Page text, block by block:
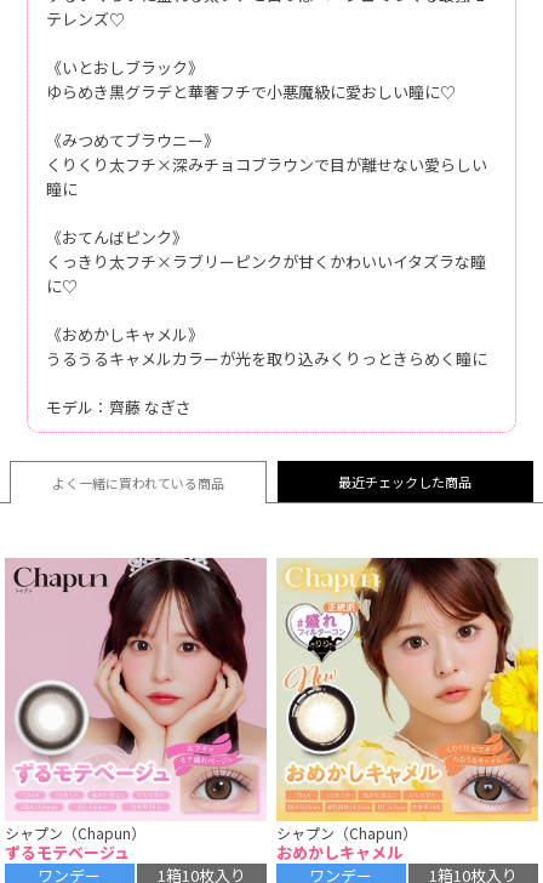
テレンズ♡
《いとおしブラック》
ゆらめき黒グラデと華奢フチで小悪魔級に愛おしい瞳に♡
《みつめてブラウニー》
くりくり太フチ×深みチョコブラウンで目が離せない愛らしい
瞳に
《おてんばピンク》
くっきり太フチ×ラブリーピンクが甘くかわいいイタズラな瞳
に♡
《おめかしキャメル》
うるうるキャメルカラーが光を取り込みくりっときらめく瞳に
モデル：齊藤 なぎさ
よく一緒に買われている商品 最近チェックした商品
シャプン（Chapun）
ずるモテベージュ
ワンデー
1箱10枚入り
シャプン（Chapun）
おめかしキャメル
ワンデー
1箱10枚入り